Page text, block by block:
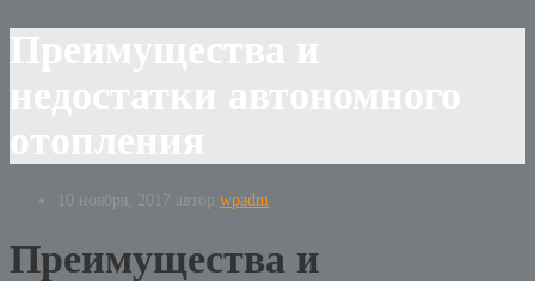
10 ноября, 2017 автор wpadm
Преимущества и